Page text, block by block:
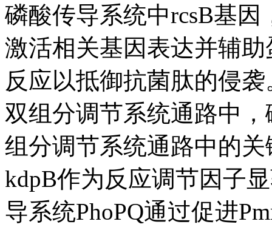
磷酸传导系统中rcsB基
激活相关基因表达并辅
反应以抵御抗菌肽的侵
双组分调节系统通路中
组分调节系统通路中的
kdpB作为反应调节因子
导系统PhoPQ通过促进